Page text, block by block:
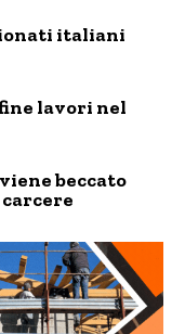
italiani
lavori nel
beccato